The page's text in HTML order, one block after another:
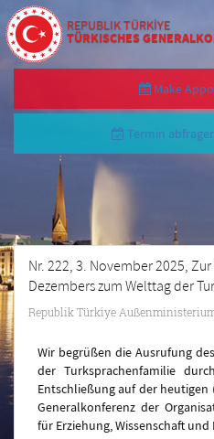
REPUBLIK TÜRKİYE
TÜRKISCHES
Make
Termin
Nr. 222, 3. November 2025,
Dezembers zum Welttag der
Republik Türkiye
Wir begrüßen die Ausrufung
der Turksprachenfamilie
Entschließung auf der heutigen
Generalkonferenz der
für Erziehung, Wissenschaft und